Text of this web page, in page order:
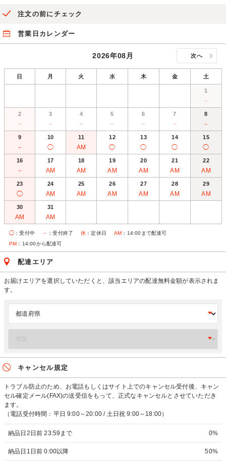
注文の前にチェック
営業日カレンダー
2026年08月 次へ
日 月 火 水 木 金 土
1
－
2
－
3
－
4
－
5
－
6
－
7
－
8
－
9
－
10
◯
11
AM
12
◯
13
◯
14
◯
15
◯
16
－
17
AM
18
AM
19
AM
20
AM
21
AM
22
AM
23
◯
24
AM
25
AM
26
AM
27
AM
28
AM
29
AM
30
AM
31
AM
◯ ：受付中 － ：受付終了 休 ：定休日 AM ：14:00まで配達可
PM ：14:00から配達可
配達エリア
お届けエリアを選択していただくと、該当エリアの配達無料金額が表示されま
す。
キャンセル規定
トラブル防止のため、お電話もしくはサイト上でのキャンセル受付後、キャン
セル確定メール(FAX)の送受信をもって、正式なキャンセルとさせていただき
ます。
（電話受付時間：平日 9:00～20:00 / 土日祝 9:00～18:00）
納品日2日前 23:59まで 0%
納品日1日前 0:00以降 50%